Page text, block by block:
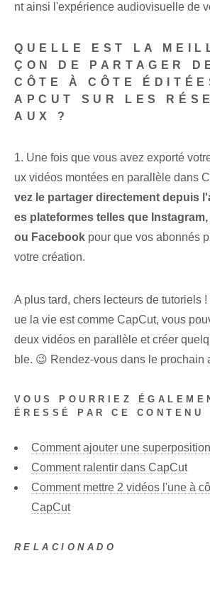
nt ainsi l'expérience audiovisuelle de
QUELLE EST LA
ÇON DE PARTAGER
CÔTE À CÔTE
APCUT SUR LES
AUX ?
1. Une fois que vous avez exporté
ux vidéos montées en parallèle⁣ dans
vez le partager directement depuis
es plateformes telles que
ou Facebook pour que vos abonnés
votre création.
A plus tard, chers lecteurs de tutoriels
ue la vie est comme CapCut, vous
deux vidéos en parallèle et créer
ble. 😉 Rendez-vous dans le prochain
VOUS POURRIEZ
ÉRESSÉ PAR CE CONTENU
Comment ajouter une
Comment ralentir dans CapCut
Comment mettre 2 vidéos l'une à
CapCut
RELACIONADO